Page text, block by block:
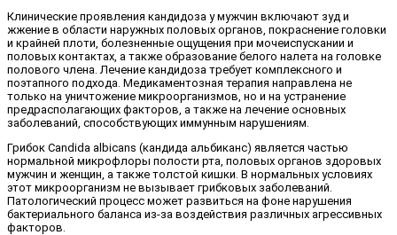
Клинические проявления кандидоза у мужчин включают зуд и
жжение в области наружных половых органов, покраснение головки
и крайней плоти, болезненные ощущения при мочеиспускании и
половых контактах, а также образование белого налета на головке
полового члена. Лечение кандидоза требует комплексного и
поэтапного подхода. Медикаментозная терапия направлена не
только на уничтожение микроорганизмов, но и на устранение
предрасполагающих факторов, а также на лечение основных
заболеваний, способствующих иммунным нарушениям.
Грибок Candida albicans (кандида альбиканс) является частью
нормальной микрофлоры полости рта, половых органов здоровых
мужчин и женщин, а также толстой кишки. В нормальных условиях
этот микроорганизм не вызывает грибковых заболеваний.
Патологический процесс может развиться на фоне нарушения
бактериального баланса из-за воздействия различных агрессивных
факторов.